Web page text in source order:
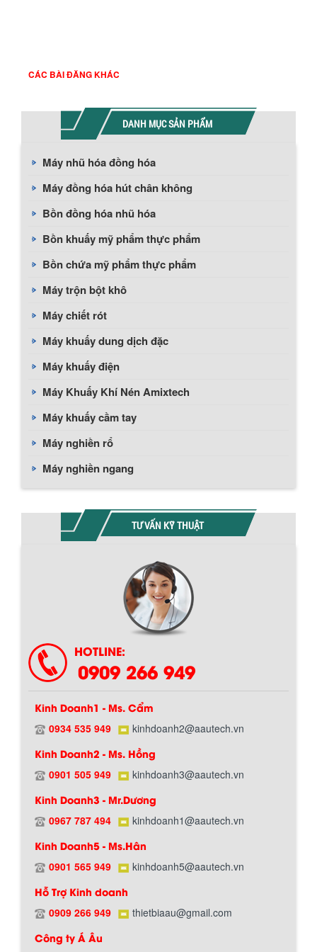
CÁC BÀI ĐĂNG KHÁC
DANH MỤC SẢN PHẨM
Máy nhũ hóa đồng hóa
Máy đồng hóa hút chân không
Bồn đồng hóa nhũ hóa
Bồn khuấy mỹ phẩm thực phẩm
Bồn chứa mỹ phẩm thực phẩm
Máy trộn bột khô
Máy chiết rót
Máy khuấy dung dịch đặc
Máy khuấy điện
Máy Khuấy Khí Nén Amixtech
Máy khuấy cầm tay
Máy nghiền rổ
Máy nghiền ngang
TƯ VẤN KỸ THUẬT
HOTLINE:
0909 266 949
Kinh Doanh1 - Ms. Cẩm
0934 535 949 kinhdoanh2@aautech.vn
Kinh Doanh2 - Ms. Hồng
0901 505 949 kinhdoanh3@aautech.vn
Kinh Doanh3 - Mr.Dương
0967 787 494 kinhdoanh1@aautech.vn
Kinh Doanh5 - Ms.Hân
0901 565 949 kinhdoanh5@aautech.vn
Hỗ Trợ Kinh doanh
0909 266 949 thietbiaau@gmail.com
Công ty Á Âu
Chính sách giao hàng
Hướng dẫn thanh toán mua hàng